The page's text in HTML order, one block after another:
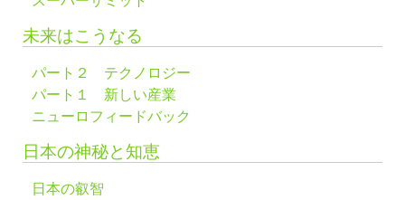
未来はこうなる
パート２ テクノロジー
パート１ 新しい産業
ニューロフィードバック
日本の神秘と知恵
日本の叡智